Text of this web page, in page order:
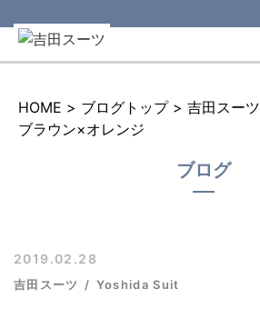
HOME > ブログトップ > 吉田スーツ
ブラウン×オレンジ
ブログ
2019.02.28
吉田スーツ Yoshida Suit